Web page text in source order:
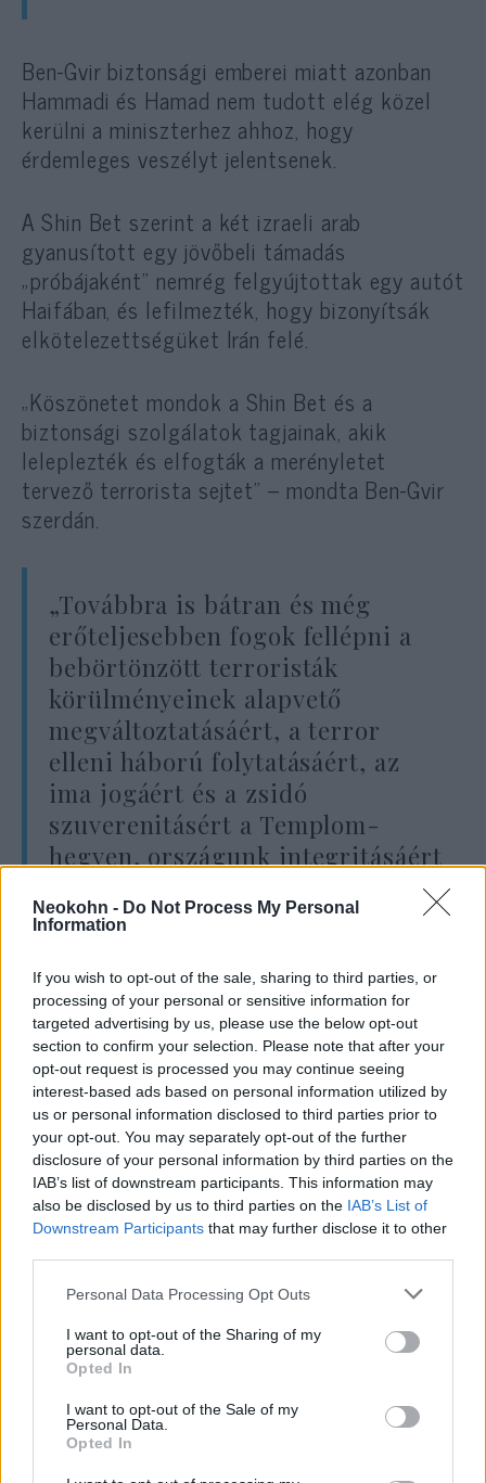
Neokohn - Do Not Process My Personal
Information
If you wish to opt-out of the sale, sharing to third parties, or
processing of your personal or sensitive information for
targeted advertising by us, please use the below opt-out
section to confirm your selection. Please note that after your
opt-out request is processed you may continue seeing
interest-based ads based on personal information utilized by
us or personal information disclosed to third parties prior to
your opt-out. You may separately opt-out of the further
disclosure of your personal information by third parties on the
IAB’s list of downstream participants. This information may
also be disclosed by us to third parties on the IAB’s List of
Downstream Participants that may further disclose it to other
Please note that this website/app uses one or more Google
not limited to your visit or usage behaviour. You may click to
grant or deny consent to Google and its third-party tags to
use your data for below specified purposes in below Google
consent section.
Personal Data Processing Opt Outs
I want to opt-out of the Sharing of my
personal data.
Opted In
I want to opt-out of the Sale of my
Personal Data.
Opted In
Ben-Gvir biztonsági emberei miatt azonban
Hammadi és Hamad nem tudott elég közel
kerülni a miniszterhez ahhoz, hogy
érdemleges veszélyt jelentsenek.
A Shin Bet szerint a két izraeli arab
gyanusított egy jövőbeli támadás
„próbájaként” nemrég felgyújtottak egy autót
Haifában, és lefilmezték, hogy bizonyítsák
elkötelezettségüket Irán felé.
„Köszönetet mondok a Shin Bet és a
biztonsági szolgálatok tagjainak, akik
leleplezték és elfogták a merényletet
tervező terrorista sejtet” – mondta Ben-Gvir
szerdán.
„Továbbra is bátran és még
erőteljesebben fogok fellépni a
bebörtönzött terroristák
körülményeinek alapvető
megváltoztatásáért, a terror
elleni háború folytatásáért, az
ima jogáért és a zsidó
szuverenitásért a Templom-
hegyen, országunk integritásáért
biztonságáért”
– tette hozzá.
A hónap elején David Barnea, a Moszad
igazgatója azt mondta, hogy az ügynökség a
nemzetközi szövetségesekkel
együttműködve idén eddig 27 olyan tervet
hiúsított meg, amelyet Irán izraeliek és
zsidók meggyilkolására szőtt a zsidó állam
„Az ezen terrorista csoportok által
szervezett összeesküvéseket Irán szervezte
és irányította” – mondta, megjegyezve, hogy
az akciókra „az egész világon” sor került
volna, többek között „Európában, Afrikában,
Délkelet-Ázsiában és Dél-Amerikában”.